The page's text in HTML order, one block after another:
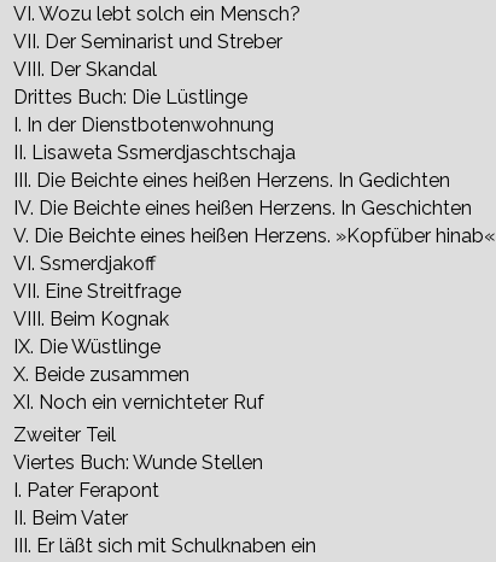
VI. Wozu lebt solch ein Mensch?
VII. Der Seminarist und Streber
VIII. Der Skandal
Drittes Buch: Die Lüstlinge
I. In der Dienstbotenwohnung
II. Lisaweta Ssmerdjaschtschaja
III. Die Beichte eines heißen Herzens. In Gedichten
IV. Die Beichte eines heißen Herzens. In Geschichten
V. Die Beichte eines heißen Herzens. »Kopfüber hinab«
VI. Ssmerdjakoff
VII. Eine Streitfrage
VIII. Beim Kognak
IX. Die Wüstlinge
X. Beide zusammen
XI. Noch ein vernichteter Ruf
Zweiter Teil
Viertes Buch: Wunde Stellen
I. Pater Ferapont
II. Beim Vater
III. Er läßt sich mit Schulknaben ein